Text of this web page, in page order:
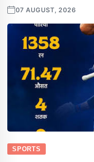
07 AUGUST, 2026
SPORTS